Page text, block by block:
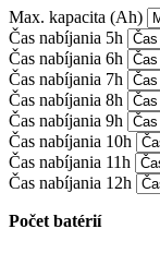
Max. kapacita (Ah)
Čas nabíjania 5h
Čas nabíjania 6h
Čas nabíjania 7h
Čas nabíjania 8h
Čas nabíjania 9h
Čas nabíjania 10h
Čas nabíjania 11h
Čas nabíjania 12h
Počet batérií